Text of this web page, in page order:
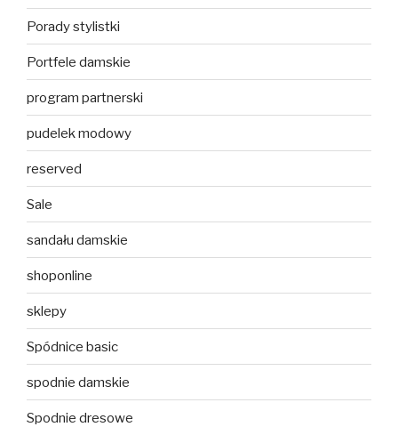
Porady stylistki
Portfele damskie
program partnerski
pudelek modowy
reserved
Sale
sandału damskie
shoponline
sklepy
Spódnice basic
spodnie damskie
Spodnie dresowe